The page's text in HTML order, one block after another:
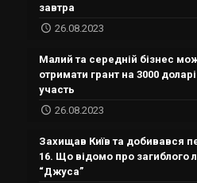
завтра
26.08.2023
Малий та середній бізнес
отримати грант на 3000
участь
26.08.2023
Захищав Київ та добивався
16. Що відомо про загиблого
“Джуса”